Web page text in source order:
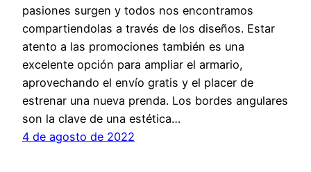
pasiones surgen y todos nos encontramos
compartiendolas a través de los diseños. Estar
atento a las promociones también es una
excelente opción para ampliar el armario,
aprovechando el envío gratis y el placer de
estrenar una nueva prenda. Los bordes angulares
son la clave de una estética…
4 de agosto de 2022